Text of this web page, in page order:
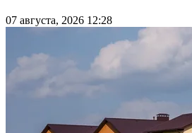
07 августа, 2026 12:28